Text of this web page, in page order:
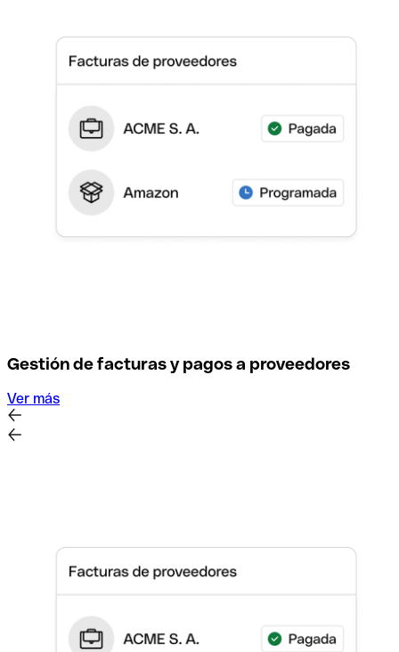
Gestión de facturas y pagos a proveedores
Ver más